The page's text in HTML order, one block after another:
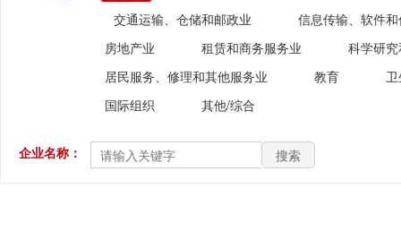
交通运输、仓储和邮政业
信息传输、软件
房地产业
租赁和商务服务业
科学研
居民服务、修理和其他服务业
教育
国际组织
其他/综合
企业名称： 搜索